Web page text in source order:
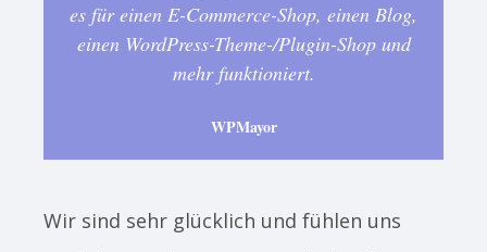
es für einen E-Commerce-Shop, einen Blog,
einen WordPress-Theme-/Plugin-Shop und
mehr funktioniert.
WPMayor
Wir sind sehr glücklich und fühlen uns